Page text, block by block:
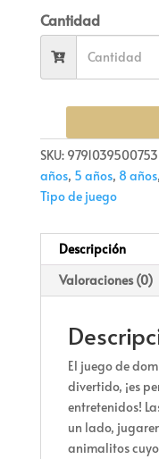
Cantidad
SKU: 9791039500753
años, 5 años, 8 años,
Tipo de juego
Descripción
Valoraciones (0)
El juego de
divertido, ¡es
entretenidos!
un lado,
animalitos